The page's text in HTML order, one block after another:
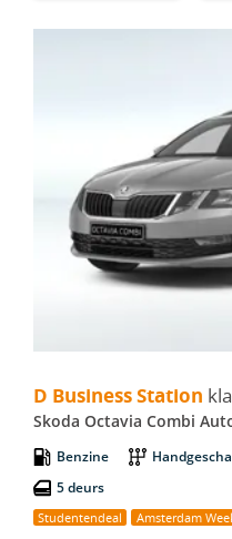
D Business Station
Skoda Octavia Combi
Benzine
5 deurs
Studentendeal Amsterdam